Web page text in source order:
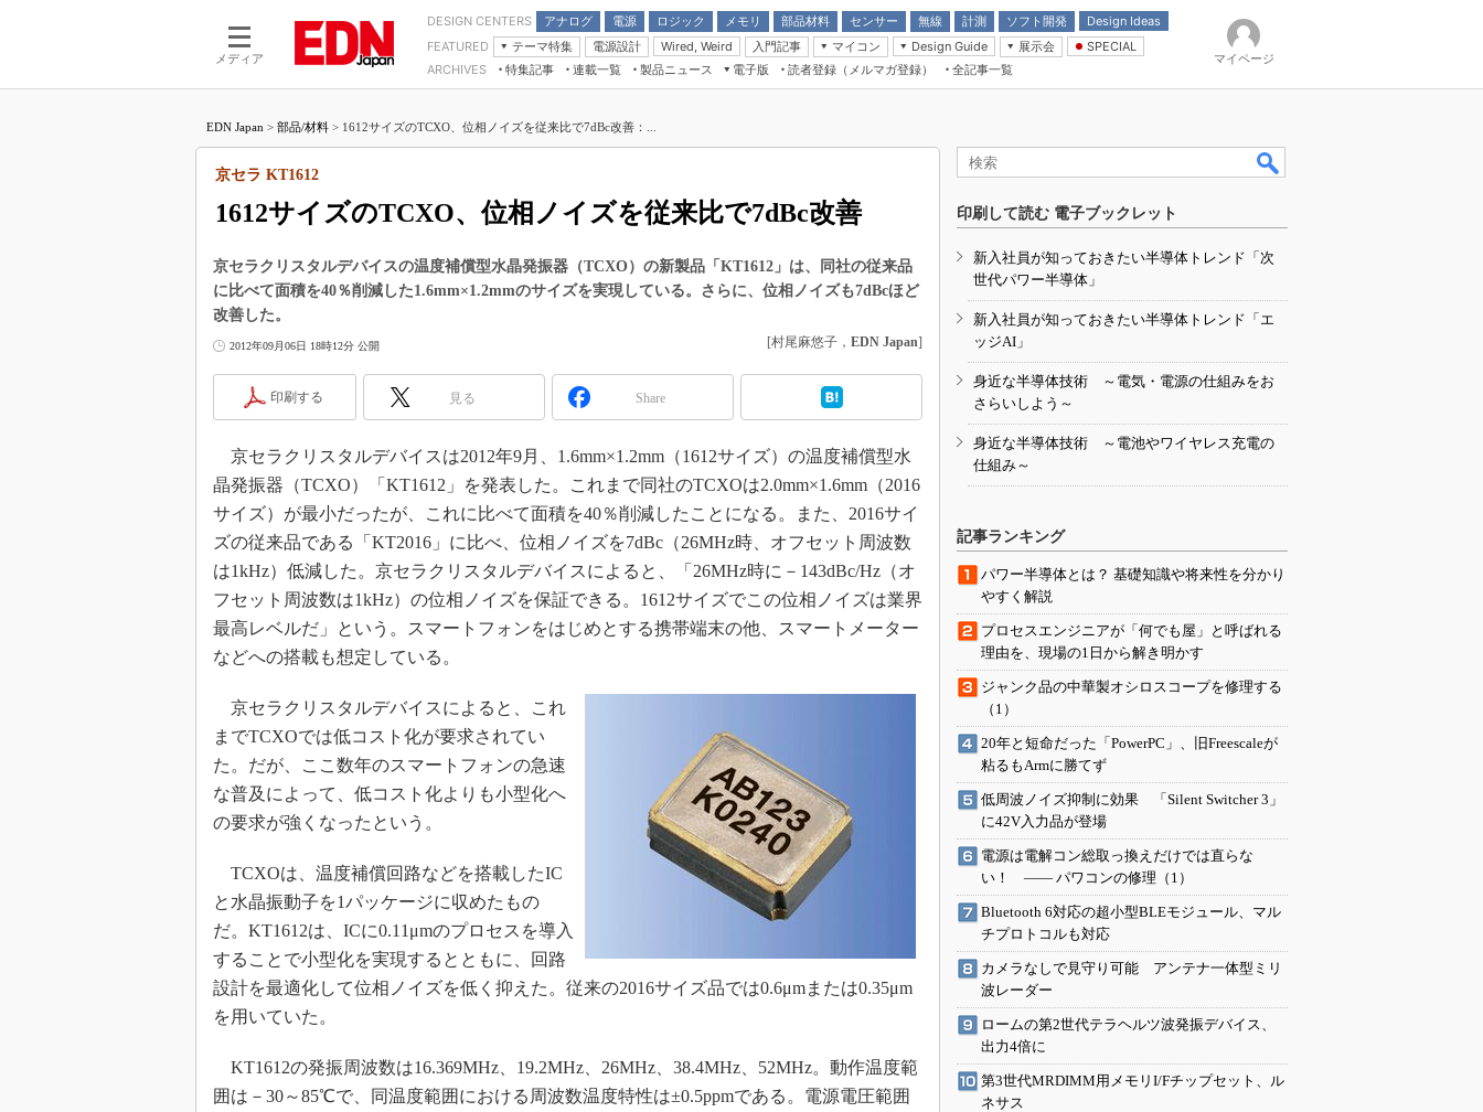
メディア
DESIGN CENTERS アナログ
電源
モーター
ロジック
LSI
メモリ
部品材料
受動部品
センサー 無線 計測 ソフト開発
Design Ideas
アナログ機能回路
計測とテスト
FEATURED
テーマ特集
つながるクルマ
エレクトロニクス入門
医療エレ（EE Times Japan）
電源設計 Wired, Weird
入門記事
モーター入門
マイコン
マイコン講座
Design Guide
計測機器
展示会
CEATEC
組込み/エッジコンピューティング展
人とくるま展
SPECIAL
Microchip情報
ARCHIVES 特集記事
連載一覧
マイクロプロセッサ懐古録
たった2つの式で始めるDC/DCコン
DC-DCコンバーター活用講座
Wired, Weird
高速シリアル伝送技術講座
アナログ設計のきほん／ADCとノイ
ズ編
めざせ高効率！ モーター駆動入門講
Bluetooth mesh入門
「SPICEの仕組みとその活用設計」
最新記事一覧
計測器メーカーから見た5G
う変わる？
IoT時代の無線規格を知る【Thread
編】
IoT時代の無線規格を知る【Z-Wave
製品ニュース
電子版
電子ブックレット
読者登録（メルマガ登録） 全記事一覧
マイページ
EDN Japan > 部品/材料 > 1612サイズのTCXO、位相ノイズを従来比で7dBc改善：...
1612サイズのTCXO、位相ノイズを従来比で7dBc改善
京セラ KT1612
京セラクリスタルデバイスの温度補償型水晶発振器（TCXO）の新製品「KT1612」は、同社の従来品
に比べて面積を40％削減した1.6mm×1.2mmのサイズを実現している。さらに、位相ノイズも7dBcほど
改善した。
2012年09月06日 18時12分 公開 [村尾麻悠子， EDN Japan]
印刷する 見る Share
京セラクリスタルデバイスは2012年9月、1.6mm×1.2mm（1612サイズ）の温度補償型水
晶発振器（TCXO）「KT1612」を発表した。これまで同社のTCXOは2.0mm×1.6mm（2016
サイズ）が最小だったが、これに比べて面積を40％削減したことになる。また、2016サイ
ズの従来品である「KT2016」に比べ、位相ノイズを7dBc（26MHz時、オフセット周波数
は1kHz）低減した。京セラクリスタルデバイスによると、「26MHz時に－143dBc/Hz（オ
フセット周波数は1kHz）の位相ノイズを保証できる。1612サイズでこの位相ノイズは業界
最高レベルだ」という。スマートフォンをはじめとする携帯端末の他、スマートメーター
などへの搭載も想定している。
京セラクリスタルデバイスによると、これ
までTCXOでは低コスト化が要求されてい
た。だが、ここ数年のスマートフォンの急速
な普及によって、低コスト化よりも小型化へ
の要求が強くなったという。
TCXOは、温度補償回路などを搭載したIC
と水晶振動子を1パッケージに収めたもの
だ。KT1612は、ICに0.11μmのプロセスを導入
することで小型化を実現するとともに、回路
設計を最適化して位相ノイズを低く抑えた。従来の2016サイズ品では0.6μmまたは0.35μm
を用いていた。
KT1612の発振周波数は16.369MHz、19.2MHz、26MHz、38.4MHz、52MHz。動作温度範
囲は－30～85℃で、同温度範囲における周波数温度特性は±0.5ppmである。電源電圧範囲
印刷して読む 電子ブックレット
新入社員が知っておきたい半導体トレンド「次
世代パワー半導体」
新入社員が知っておきたい半導体トレンド「エ
ッジAI」
身近な半導体技術 ～電気・電源の仕組みをお
さらいしよう～
身近な半導体技術 ～電池やワイヤレス充電の
仕組み～
記事ランキング
パワー半導体とは？ 基礎知識や将来性を分かり
やすく解説
プロセスエンジニアが「何でも屋」と呼ばれる
理由を、現場の1日から解き明かす
ジャンク品の中華製オシロスコープを修理する
（1）
20年と短命だった「PowerPC」、旧Freescaleが
粘るもArmに勝てず
低周波ノイズ抑制に効果 「Silent Switcher 3」
に42V入力品が登場
電源は電解コン総取っ換えだけでは直らな
い！ ―― パワコンの修理（1）
Bluetooth 6対応の超小型BLEモジュール、マル
チプロトコルも対応
カメラなしで見守り可能 アンテナ一体型ミリ
波レーダー
ロームの第2世代テラヘルツ波発振デバイス、
出力4倍に
第3世代MRDIMM用メモリI/Fチップセット、ル
ネサス